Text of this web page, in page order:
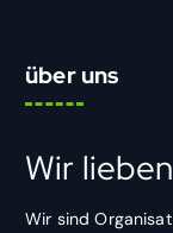
über uns
Wir lieben
Wir sind